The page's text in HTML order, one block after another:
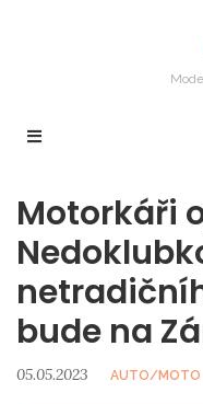
Motorkáři
bude na
05.05.2023 AUTO/MOTO